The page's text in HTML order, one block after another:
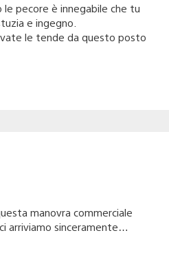
le pecore è innegabile che tu
e ingegno.
le tende da questo posto
manovra commerciale
arriviamo sinceramente…